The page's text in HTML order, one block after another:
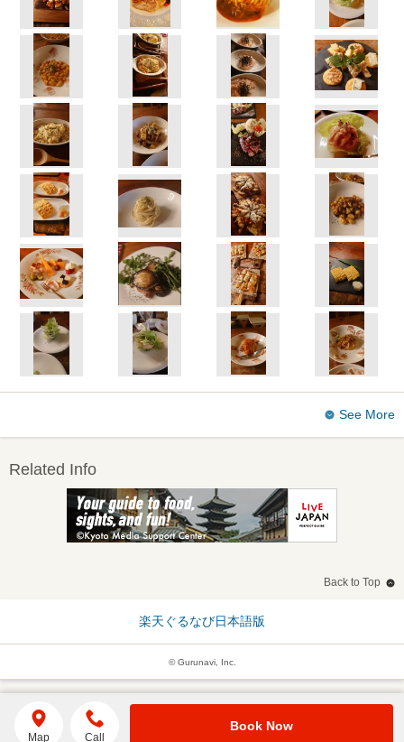
See More
Related Info
Back to Top
楽天ぐるなび日本語版
© Gurunavi, Inc.
Map Call
Book Now